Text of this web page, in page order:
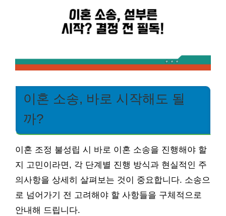
이혼 소송, 바로 시작해도 될
까?
이혼 조정 불성립 시 바로 이혼 소송을 진행해야 할
지 고민이라면, 각 단계별 진행 방식과 현실적인 주
의사항을 상세히 살펴보는 것이 중요합니다. 소송으
로 넘어가기 전 고려해야 할 사항들을 구체적으로
안내해 드립니다.